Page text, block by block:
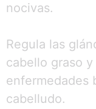
nocivas.
Regula las
cabello graso
enfermedades
cabelludo.